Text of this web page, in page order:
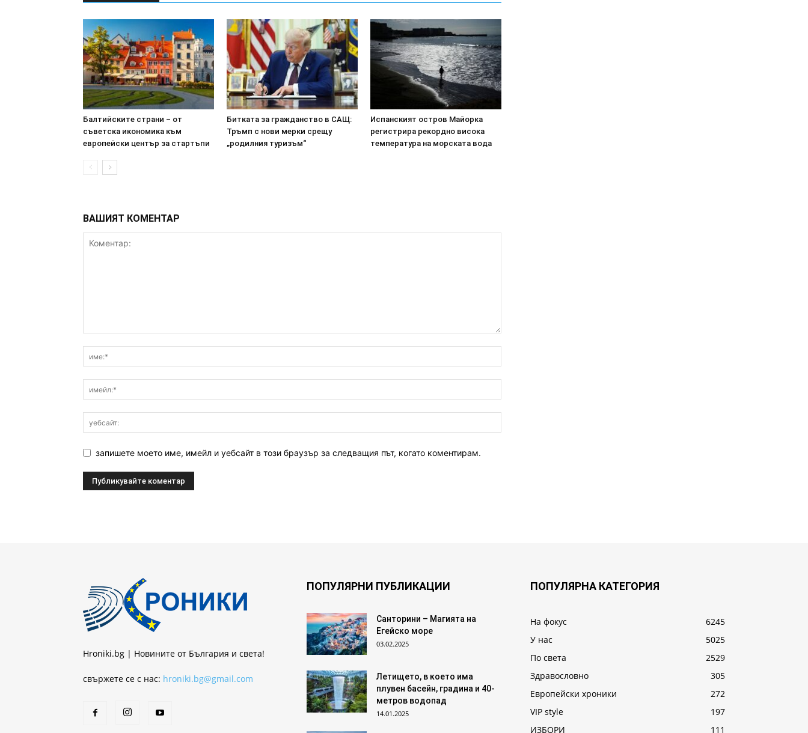
Балтийските страни – от
съветска икономика към
европейски център за стартъпи
Битката за гражданство в САЩ:
Тръмп с нови мерки срещу
„родилния туризъм“
Испанският остров Майорка
регистрира рекордно висока
температура на морската вода
ВАШИЯТ КОМЕНТАР
запишете моето име, имейл и уебсайт в този браузър за следващия път, когато коментирам.
Hroniki.bg | Новините от България и света!
свържете се с нас: hroniki.bg@gmail.com
ПОПУЛЯРНИ ПУБЛИКАЦИИ
Санторини – Магията на
Егейско море
03.02.2025
Летището, в което има
плувен басейн, градина и 40-
метров водопад
14.01.2025
ПОПУЛЯРНА КАТЕГОРИЯ
На фокус
6245
У нас
5025
По света
2529
Здравословно
305
Европейски хроники
272
VIP style
197
ИЗБОРИ
111